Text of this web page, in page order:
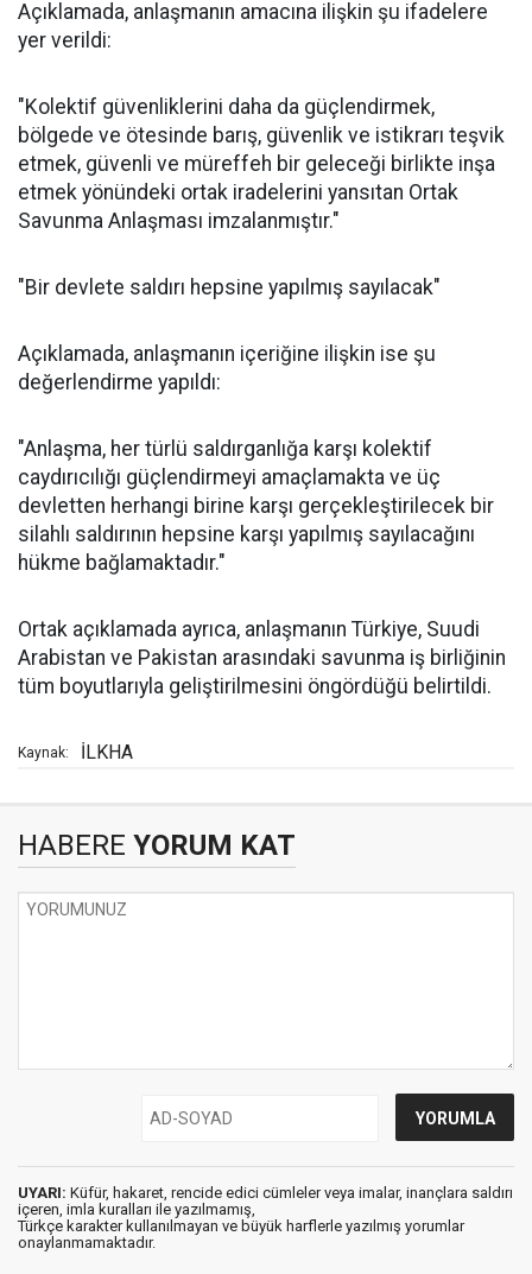
Açıklamada, anlaşmanın amacına ilişkin şu ifadelere
yer verildi:
"Kolektif güvenliklerini daha da güçlendirmek,
bölgede ve ötesinde barış, güvenlik ve istikrarı teşvik
etmek, güvenli ve müreffeh bir geleceği birlikte inşa
etmek yönündeki ortak iradelerini yansıtan Ortak
Savunma Anlaşması imzalanmıştır."
"Bir devlete saldırı hepsine yapılmış sayılacak"
Açıklamada, anlaşmanın içeriğine ilişkin ise şu
değerlendirme yapıldı:
"Anlaşma, her türlü saldırganlığa karşı kolektif
caydırıcılığı güçlendirmeyi amaçlamakta ve üç
devletten herhangi birine karşı gerçekleştirilecek bir
silahlı saldırının hepsine karşı yapılmış sayılacağını
hükme bağlamaktadır."
Ortak açıklamada ayrıca, anlaşmanın Türkiye, Suudi
Arabistan ve Pakistan arasındaki savunma iş birliğinin
tüm boyutlarıyla geliştirilmesini öngördüğü belirtildi.
Kaynak: İLKHA
HABERE YORUM KAT
UYARI: Küfür, hakaret, rencide edici cümleler veya imalar, inançlara saldırı
içeren, imla kuralları ile yazılmamış,
Türkçe karakter kullanılmayan ve büyük harflerle yazılmış yorumlar
onaylanmamaktadır.